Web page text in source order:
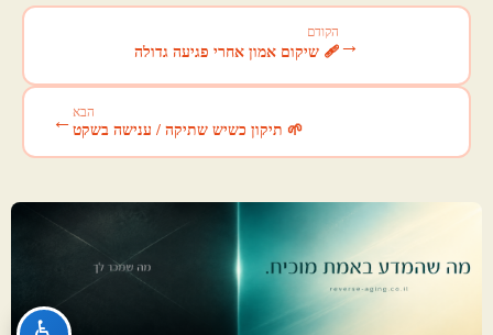
→
הקודם
🩹 שיקום אמון אחרי פגיעה גדולה
הבא
🌱 תיקון כשיש שתיקה / ענישה בשקט←